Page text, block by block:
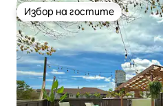
Избор на гостите
Избор на гостите